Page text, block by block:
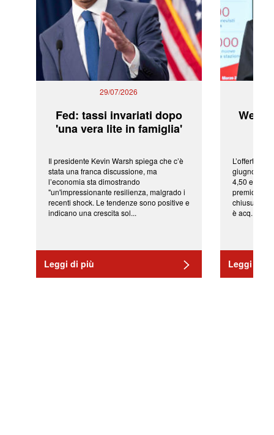
29/07/2026
Fed: tassi invariati dopo
'una vera lite in famiglia'
Il presidente Kevin Warsh spiega che c’è
stata una franca discussione, ma
l’economia sta dimostrando
"un'impressionante resilienza, malgrado i
recenti shock. Le tendenze sono positive e
indicano una crescita sol...
Leggi di più
L’offerta
giugno da
4,50 euro
premio di
chiusura
è acq...
Leggi di